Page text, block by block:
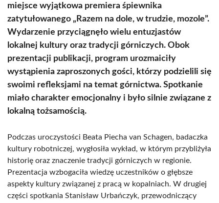
miejsce wyjątkowa premiera śpiewnika
zatytułowanego „Razem na dole, w trudzie, mozole”.
Wydarzenie przyciągnęło wielu entuzjastów
lokalnej kultury oraz tradycji górniczych. Obok
prezentacji publikacji, program urozmaiciły
wystąpienia zaproszonych gości, którzy podzielili się
swoimi refleksjami na temat górnictwa. Spotkanie
miało charakter emocjonalny i było silnie związane z
lokalną tożsamością.
Podczas uroczystości Beata Piecha van Schagen, badaczka
kultury robotniczej, wygłosiła wykład, w którym przybliżyła
historię oraz znaczenie tradycji górniczych w regionie.
Prezentacja wzbogaciła wiedzę uczestników o głębsze
aspekty kultury związanej z pracą w kopalniach. W drugiej
części spotkania Stanisław Urbańczyk, przewodniczący